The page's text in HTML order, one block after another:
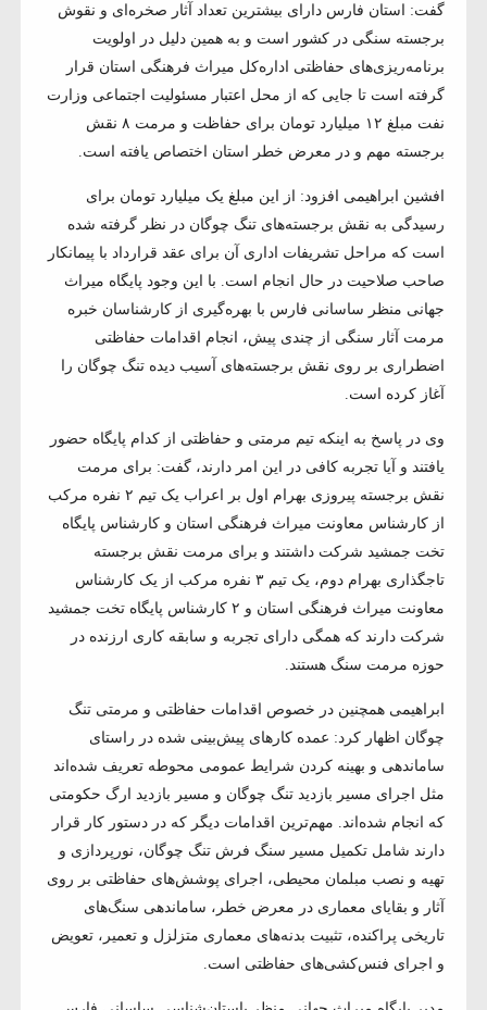
گفت: استان فارس دارای بیشترین تعداد آثار صخره‌ای و نقوش
برجسته سنگی در کشور است و به همین دلیل در اولویت
برنامه‌ریزی‌های حفاظتی اداره‌کل میراث فرهنگی استان قرار
گرفته است تا جایی که از محل اعتبار مسئولیت اجتماعی وزارت
نفت مبلغ ۱۲ میلیارد تومان برای حفاظت و مرمت ۸ نقش
برجسته مهم و در معرض خطر استان اختصاص یافته است.
افشین ابراهیمی افزود: از این مبلغ یک میلیارد تومان برای
رسیدگی به نقش برجسته‌های تنگ چوگان در نظر گرفته شده
است که مراحل تشریفات اداری آن برای عقد قرارداد با پیمانکار
صاحب صلاحیت در حال انجام است. با این وجود پایگاه میراث
جهانی منظر ساسانی فارس با بهره‌گیری از کارشناسان خبره
مرمت آثار سنگی از چندی پیش، انجام اقدامات حفاظتی
اضطراری بر روی نقش برجسته‌های آسیب دیده تنگ چوگان را
آغاز کرده است.
وی در پاسخ به اینکه تیم مرمتی و حفاظتی از کدام پایگاه حضور
یافتند و آیا تجربه کافی در این امر دارند، گفت: برای مرمت
نقش برجسته پیروزی بهرام اول بر اعراب یک تیم ۲ نفره مرکب
از کارشناس معاونت میراث فرهنگی استان و کارشناس پایگاه
تخت جمشید شرکت داشتند و برای مرمت نقش برجسته
تاجگذاری بهرام دوم، یک تیم ۳ نفره مرکب از یک کارشناس
معاونت میراث فرهنگی استان و ۲ کارشناس پایگاه تخت جمشید
شرکت دارند که همگی دارای تجربه و سابقه کاری ارزنده در
حوزه مرمت سنگ هستند.
ابراهیمی همچنین در خصوص اقدامات حفاظتی و مرمتی تنگ
چوگان اظهار کرد: عمده کارهای پیش‌بینی شده در راستای
ساماندهی و بهینه کردن شرایط عمومی محوطه تعریف شده‌اند
مثل اجرای مسیر بازدید تنگ چوگان و مسیر بازدید ارگ حکومتی
که انجام شده‌اند. مهم‌ترین اقدامات دیگر که در دستور کار قرار
دارند شامل تکمیل مسیر سنگ فرش تنگ چوگان، نورپردازی و
تهیه و نصب مبلمان محیطی، اجرای پوشش‌های حفاظتی بر روی
آثار و بقایای معماری در معرض خطر، ساماندهی سنگ‌های
تاریخی پراکنده، تثبیت بدنه‌های معماری متزلزل و تعمیر، تعویض
و اجرای فنس‌کشی‌های حفاظتی است.